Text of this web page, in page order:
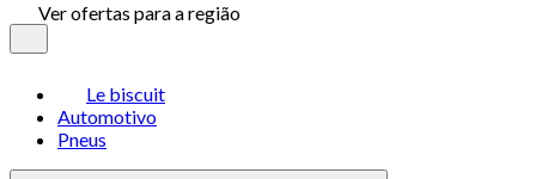
Ver ofertas para a região
Le biscuit
Automotivo
Pneus